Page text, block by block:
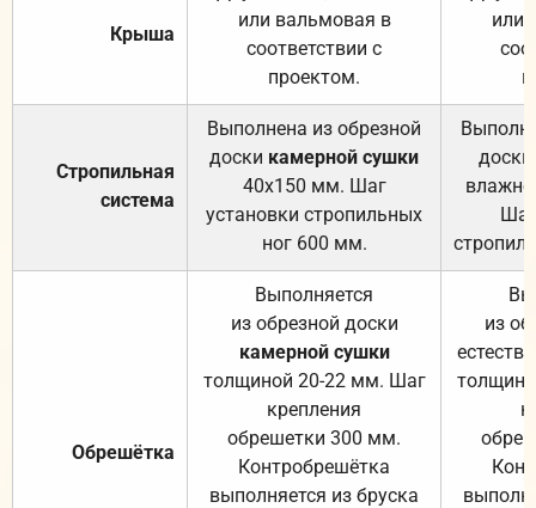
Крыша
или вальмовая в
соответствии с
проектом.
или
Стропильная
система
Выполнена из обрезной
доски камерной сушки
40х150 мм. Шаг
установки стропильных
ног 600 мм.
доски
Обрешётка
Выполняется
из обрезной доски
камерной сушки
толщиной 20-22 мм. Шаг
крепления
обрешетки 300 мм.
Контробрешётка
выполняется из бруска
из